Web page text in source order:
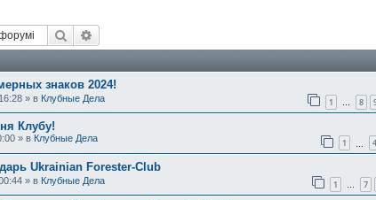
Пошук
знаков 2024!
» в Клубные Дела 1 … 8
Клубу!
» в Клубные Дела 1 4
Ukrainian Forester-Club
» в Клубные Дела 1 … 7